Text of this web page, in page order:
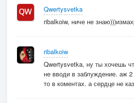
Qwertysvetka
ribalkoiw, ниче не
ribalkoiw
Qwertysvetka, ну ты хочешь
не вводи в заблуждение. аж
то в коментах. а сердце не